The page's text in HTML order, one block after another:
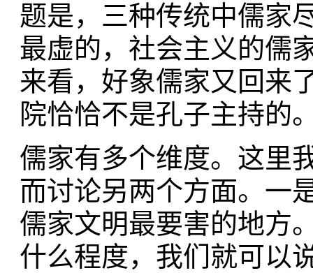
题是，三种传统中儒家
最虚的，社会主义的儒
来看，好象儒家又回来
院恰恰不是孔子主持的
儒家有多个维度。这里
而讨论另两个方面。一
儒家文明最要害的地方
什么程度，我们就可以